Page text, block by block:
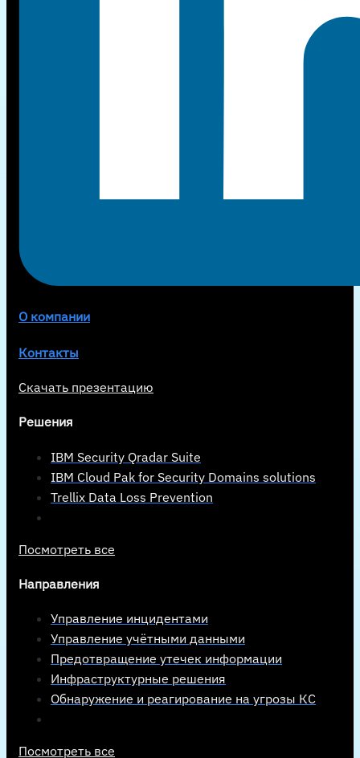
О компании
Контакты
Скачать презентацию
Решения
IBM Security Qradar Suite
IBM Cloud Pak for Security Domains solutions
Trellix Data Loss Prevention
Посмотреть все
Направления
Управление инцидентами
Управление учётными данными
Предотвращение утечек информации
Инфраструктурные решения
Обнаружение и реагирование на угрозы КС
Посмотреть все